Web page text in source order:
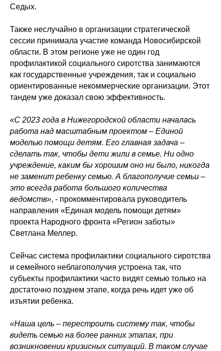
Седых.
Также неслучайно в организации стратегической
сессии принимала участие команда Новосибирской
области. В этом регионе уже не один год
профилактикой социального сиротства занимаются
как государственные учреждения, так и социально
ориентированные некоммерческие организации. Этот
тандем уже доказал свою эффективность.
«С 2023 года в Нижегородской области началась
работа над масштабным проектом – Единой
моделью помощи детям. Его главная задача –
сделать так, чтобы дети жили в семье. Ни одно
учреждение, каким бы хорошим оно ни было, никогда
не заменит ребенку семью. А благополучие семьи –
это всегда работа большого количества
ведомств», - прокомментировала руководитель
направления «Единая модель помощи детям»
проекта Народного фронта «Регион заботы»
Светлана Меллер.
Сейчас система профилактики социального сиротства
и семейного неблагополучия устроена так, что
субъекты профилактики часто видят семью только на
достаточно позднем этапе, когда речь идет уже об
изъятии ребенка.
«Наша цель – перестроить систему так, чтобы
видеть семью на более ранних этапах, при
возникновении кризисных ситуаций. В таком случае